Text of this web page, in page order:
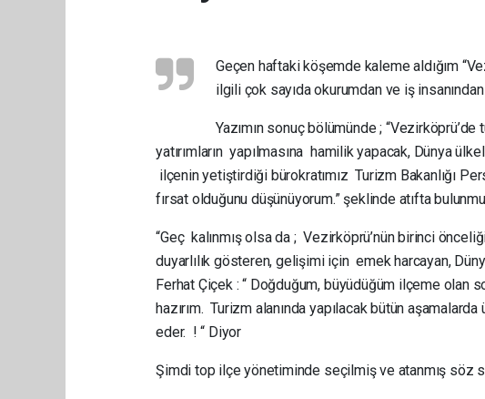
Geçen haftaki köşemde kaleme aldığım
ilgili çok sayıda okurumdan ve iş
Yazımın sonuç bölümünde ;
yatırımların yapılmasına hamilik yapacak, Dünya
ilçenin yetiştirdiği bürokratımız Turizm Bakanlığı
fırsat olduğunu düşünüyorum.” şeklinde atıfta
“Geç kalınmış olsa da ; Vezirköprü’nün birinci
duyarlılık gösteren, gelişimi için emek harcayan,
Ferhat Çiçek : “ Doğduğum, büyüdüğüm ilçeme olan
hazırım. Turizm alanında yapılacak bütün
eder. ! “ Diyor
Şimdi top ilçe yönetiminde seçilmiş ve atanmış söz